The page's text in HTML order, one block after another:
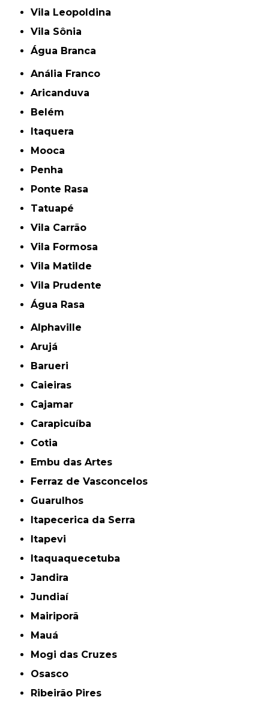
Vila Leopoldina
Vila Sônia
Água Branca
Anália Franco
Aricanduva
Belém
Itaquera
Mooca
Penha
Ponte Rasa
Tatuapé
Vila Carrão
Vila Formosa
Vila Matilde
Vila Prudente
Água Rasa
Alphaville
Arujá
Barueri
Caieiras
Cajamar
Carapicuíba
Cotia
Embu das Artes
Ferraz de Vasconcelos
Guarulhos
Itapecerica da Serra
Itapevi
Itaquaquecetuba
Jandira
Jundiaí
Mairiporã
Mauá
Mogi das Cruzes
Osasco
Ribeirão Pires